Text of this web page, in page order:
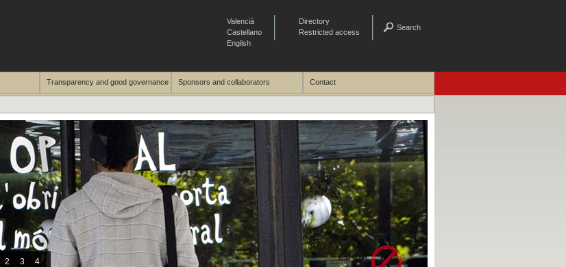
Valencià
Castellano
English
Directory
Restricted access
Search
Transparency and good governance Sponsors and collaborators Contact
2 3 4